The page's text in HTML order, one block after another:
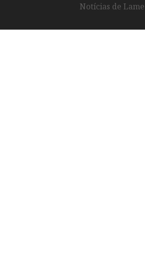
Notícias de